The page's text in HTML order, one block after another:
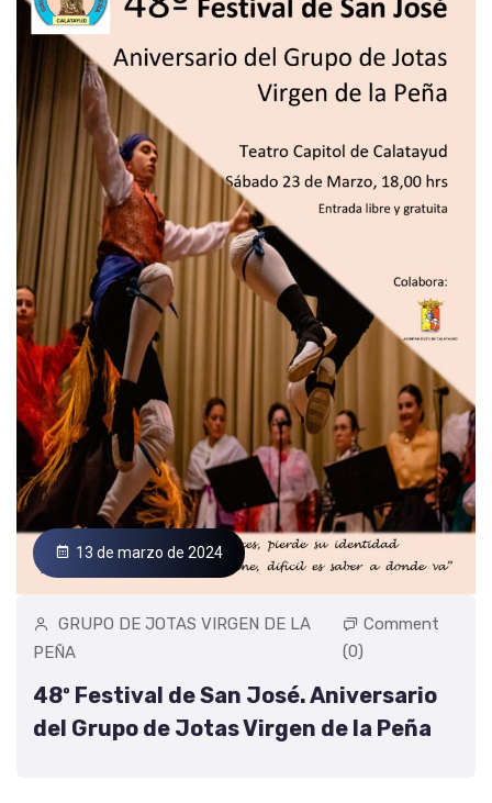
13 de marzo de 2024
GRUPO DE JOTAS VIRGEN DE LA
PEÑA
Comment
(0)
48º Festival de San José. Aniversario
del Grupo de Jotas Virgen de la Peña